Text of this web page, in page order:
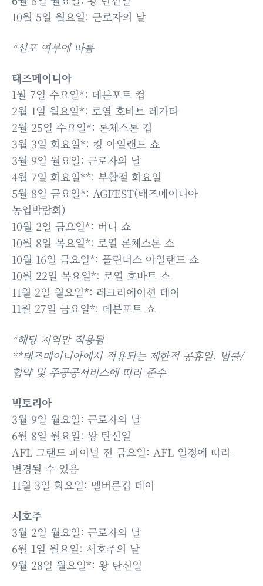
10월 5일 월요일: 근로자의 날
*선포 여부에 따름
태즈메이니아
1월 7일 수요일*: 데븐포트 컵
2월 1일 월요일*: 로열 호바트 레가타
2월 25일 수요일*: 론체스톤 컵
3월 3일 화요일*: 킹 아일랜드 쇼
3월 9일 월요일: 근로자의 날
4월 7일 화요일**: 부활절 화요일
5월 8일 금요일*: AGFEST(태즈메이니아
농업박람회)
10월 2일 금요일*: 버니 쇼
10월 8일 목요일*: 로열 론체스톤 쇼
10월 16일 금요일*: 플린더스 아일랜드 쇼
10월 22일 목요일*: 로열 호바트 쇼
11월 2일 월요일*: 레크리에이션 데이
11월 27일 금요일*: 데븐포트 쇼
*해당 지역만 적용됨
**태즈메이니아에서 적용되는 제한적 공휴일. 법률/
협약 및 주공공서비스에 따라 준수
빅토리아
3월 9일 월요일: 근로자의 날
6월 8일 월요일: 왕 탄신일
AFL 그랜드 파이널 전 금요일: AFL 일정에 따라
변경될 수 있음
11월 3일 화요일: 멜버른컵 데이
서호주
3월 2일 월요일: 근로자의 날
6월 1일 월요일: 서호주의 날
9월 28일 월요일*: 왕 탄신일